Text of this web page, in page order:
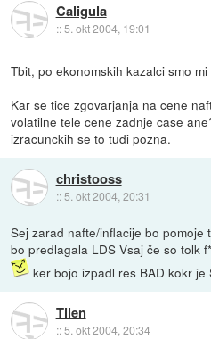
Caligula
::5. okt 2004, 19:01
Tbit, po ekonomskih kazalci smo
Kar se tice zgovarjanja na cene
volatilne tele cene zadnje case
izracunckih se to tudi pozna.
christooss
:: 5. okt 2004, 20:31
Sej zarad nafte/inflacije bo
bo predlagala LDS Vsaj če so tolk
ker bojo izpadl res BAD kokr je
Tilen
::5. okt 2004, 20:34